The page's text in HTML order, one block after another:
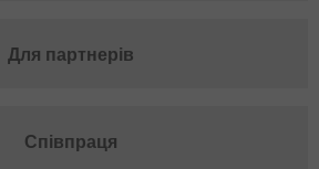
Для партнерів
Співпраця